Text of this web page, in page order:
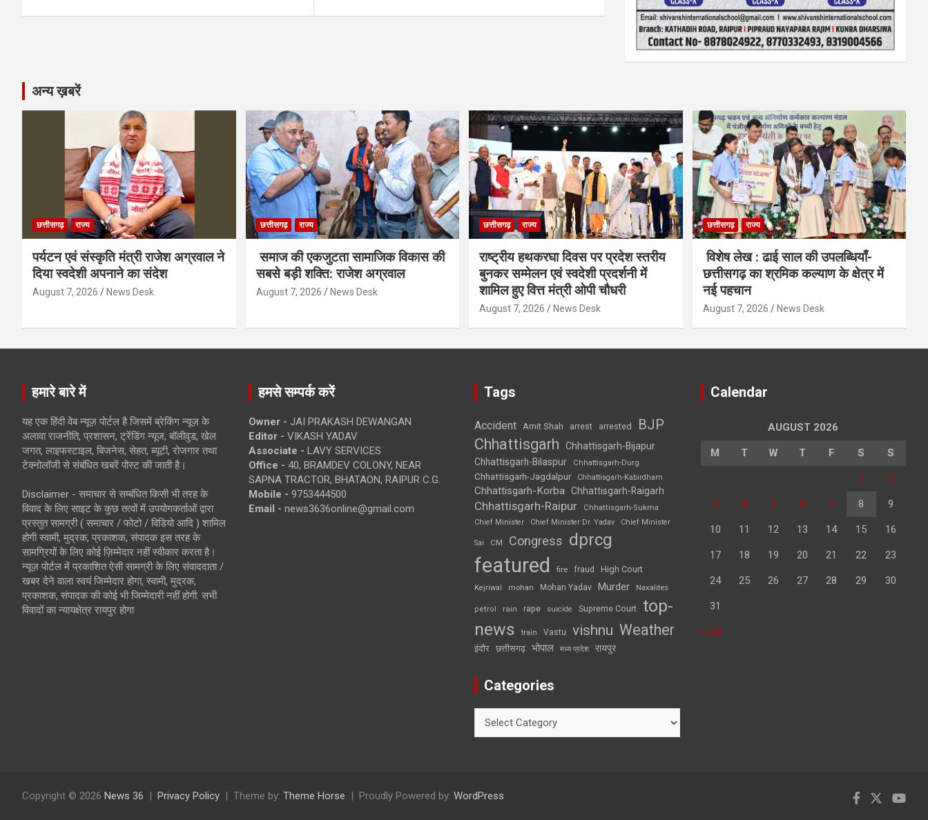
अन्य ख़बरें
छत्तीसगढ़ राज्य
पर्यटन एवं संस्कृति मंत्री राजेश अग्रवाल ने
दिया स्वदेशी अपनाने का संदेश
August 7, 2026 News Desk
छत्तीसगढ़ राज्य
समाज की एकजुटता सामाजिक विकास की
सबसे बड़ी शक्ति: राजेश अग्रवाल
August 7, 2026 News Desk
छत्तीसगढ़ राज्य
राष्ट्रीय हथकरघा दिवस पर प्रदेश स्तरीय
बुनकर सम्मेलन एवं स्वदेशी प्रदर्शनी में
शामिल हुए वित्त मंत्री ओपी चौधरी
August 7, 2026 News Desk
छत्तीसगढ़ राज्य
विशेष लेख : ढाई साल की उपलब्धियाँ-
छत्तीसगढ़ का श्रमिक कल्याण के क्षेत्र में
नई पहचान
August 7, 2026 News Desk
हमारे बारे में
यह एक हिंदी वेब न्यूज़ पोर्टल है जिसमें ब्रेकिंग न्यूज़ के
अलावा राजनीति, प्रशासन, ट्रेंडिंग न्यूज, बॉलीवुड, खेल
जगत, लाइफस्टाइल, बिजनेस, सेहत, ब्यूटी, रोजगार तथा
टेक्नोलॉजी से संबंधित खबरें पोस्ट की जाती है।
Disclaimer - समाचार से सम्बंधित किसी भी तरह के
विवाद के लिए साइट के कुछ तत्वों में उपयोगकर्ताओं द्वारा
प्रस्तुत सामग्री ( समाचार / फोटो / विडियो आदि ) शामिल
होगी स्वामी, मुद्रक, प्रकाशक, संपादक इस तरह के
सामग्रियों के लिए कोई ज़िम्मेदार नहीं स्वीकार करता है।
न्यूज़ पोर्टल में प्रकाशित ऐसी सामग्री के लिए संवाददाता /
खबर देने वाला स्वयं जिम्मेदार होगा, स्वामी, मुद्रक,
प्रकाशक, संपादक की कोई भी जिम्मेदारी नहीं होगी. सभी
विवादों का न्यायक्षेत्र रायपुर होगा
हमसे सम्पर्क करें
Owner - JAI PRAKASH DEWANGAN
Editor - VIKASH YADAV
Associate - LAVY SERVICES
Office - 40, BRAMDEV COLONY, NEAR
SAPNA TRACTOR, BHATAON, RAIPUR C.G.
Mobile - 9753444500
Email - news3636online@gmail.com
Tags
Accident Amit Shah arrest arrested BJP
Chhattisgarh
Chhattisgarh-Bijapur
Chhattisgarh-Bilaspur
Chhattisgarh-Durg
Chhattisgarh-Jagdalpur Chhattisgarh-Kabirdham
Chhattisgarh-Korba Chhattisgarh-Raigarh
Chhattisgarh-Raipur
Chhattisgarh-Sukma
Chief Minister
Chief Minister Dr. Yadav Chief Minister
Sai CM Congress dprcg
featured fire fraud High Court
Kejriwal mohan Mohan Yadav Murder Naxalites
petrol rain rape suicide Supreme Court top-
news
train Vastu vishnu Weather
इंदौर छत्तीसगढ़ भोपाल मध्य प्रदेश रायपुर
Categories
Calendar
AUGUST 2026
M T W T F S S
1 2
3 4 5 6 7 8 9
10 11 12 13 14 15 16
17 18 19 20 21 22 23
24 25 26 27 28 29 30
31
« Jul
Copyright © 2026 News 36 Privacy Policy Theme by: Theme Horse Proudly Powered by: WordPress